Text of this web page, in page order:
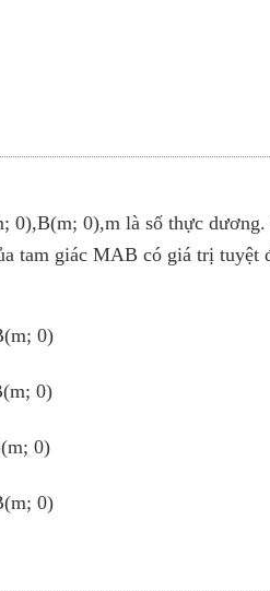
0),B(m; 0),m là số thực
tam giác MAB có giá trị tuyệt
0)
0)
0)
0)